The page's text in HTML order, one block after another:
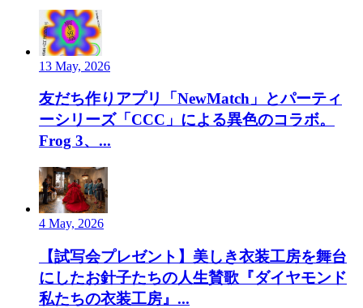
13 May, 2026
友だち作りアプリ「NewMatch」とパーティ
ーシリーズ「CCC」による異色のコラボ。
Frog 3、...
4 May, 2026
【試写会プレゼント】美しき衣装工房を舞台
にしたお針子たちの人生賛歌『ダイヤモンド
私たちの衣装工房』...